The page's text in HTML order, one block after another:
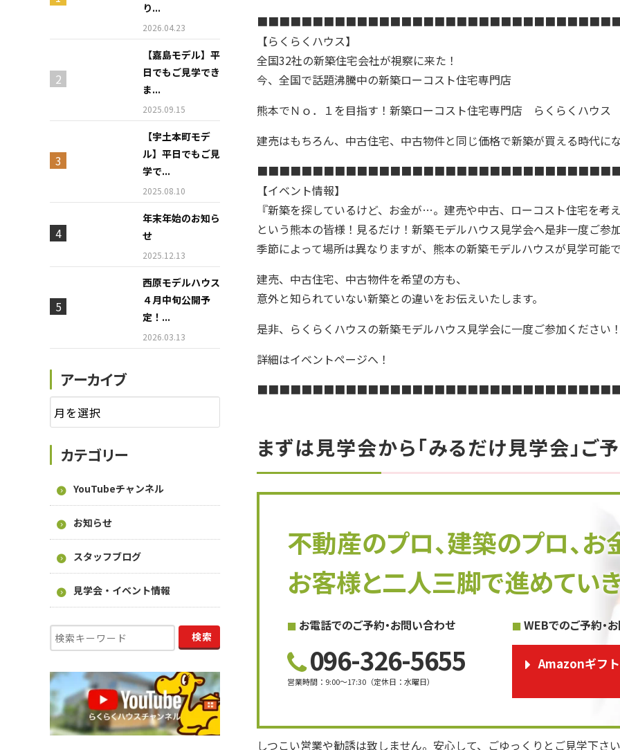
【らくらくハウス】
全国32社の新築住宅会社が視察に来た！
今、全国で話題沸騰中の新築ローコスト住宅専門店
熊本でＮｏ．１を目指す！新築ローコスト住宅専門店 らくらくハウス
建売はもちろん、中古住宅、中古物件と同じ価格で新築が買える時代に
【イベント情報】
『新築を探しているけど、お金が…。建売や中古、ローコスト住宅を考
という熊本の皆様！見るだけ！新築モデルハウス見学会へ是非一度ご参
季節によって場所は異なりますが、熊本の新築モデルハウスが見学可能
建売、中古住宅、中古物件を希望の方も、
意外と知られていない新築との違いをお伝えいたします。
是非、らくらくハウスの新築モデルハウス見学会に一度ご参加ください
詳細はイベントページへ！
まずは見学会から「みるだけ見学会」ご
不動産のプロ、建築のプロ、
お客様と二人三脚で進めてい
お電話でのご予約・お問い合わせ
096-326-5655
営業時間 ： 9:00～17:30 （定休日 ：水曜日）
WEBでのご予約・
Amazonギフ
しつこい営業や勧誘は致しません。安心して、ごゆっくりとご見学下さ
り...
2026.04.23
【嘉島モデル】平
日でもご見学でき
ま...
2025.09.15
【宇土本町モデ
ル】平日でもご見
学で...
2025.08.10
年末年始のお知ら
せ
2025.12.13
西原モデルハウス
４月中旬公開予
定！...
2026.03.13
アーカイブ
カテゴリー
YouTubeチャンネル
お知らせ
スタッフブログ
見学会・イベント情報